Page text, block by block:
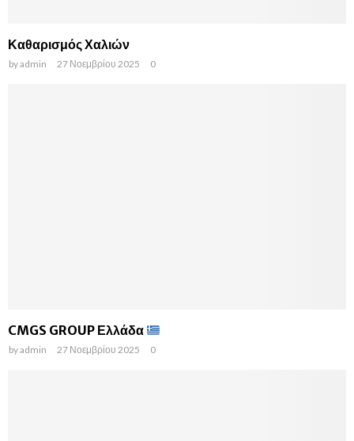
Καθαρισμός Χαλιών
byadmin 27 Νοεμβρίου 2025 0
CMGS GROUP Ελλάδα
byadmin 27 Νοεμβρίου 2025 0